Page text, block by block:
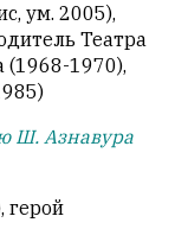
ум. 2005),
Театра
(1968-1970),
Ш. Азнавура
герой